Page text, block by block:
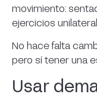
movimiento:
ejercicios
No hace falta
pero sí tener una
Usar